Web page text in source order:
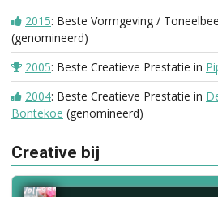
2015: Beste Vormgeving /
(genomineerd)
2005: Beste Creatieve Prestatie in
2004: Beste Creatieve Prestatie in
Bontekoe (genomineerd)
Creative bij